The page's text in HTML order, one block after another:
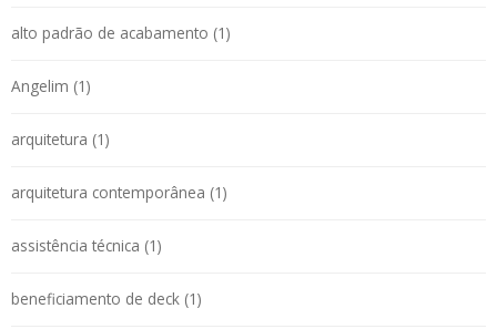
alto padrão de acabamento (1)
Angelim (1)
arquitetura (1)
arquitetura contemporânea (1)
assistência técnica (1)
beneficiamento de deck (1)